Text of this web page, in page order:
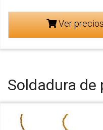
Ver
Soldadura de